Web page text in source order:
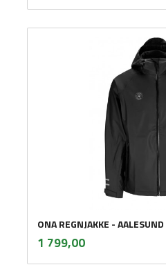
ONA REGNJAKKE -
Pris
1 799,00mva.